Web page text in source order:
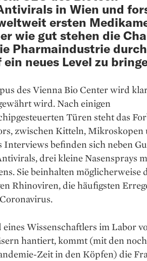
in Wien und
ersten
wie gut stehen die
Pharma­industrie durch
neues Level zu
des Vienna Bio Center wird
wird. Nach einigen
Türen steht das
zwischen Kitteln, Mikroskopen
befinden sich neben
drei kleine Nasensprays
Sie beinhalten möglicherweise
Rhino­viren, die häufigsten
Wissenschaftlers im Labor
hantiert, kommt (mit den noch
Zeit in den Köpfen) die